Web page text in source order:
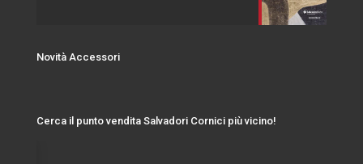
Novità Accessori
Cerca il punto vendita Salvadori Cornici più vicino!